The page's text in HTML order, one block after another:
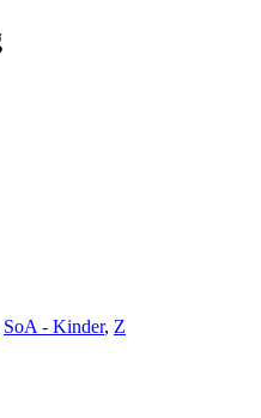
SoA - Kinder, Z